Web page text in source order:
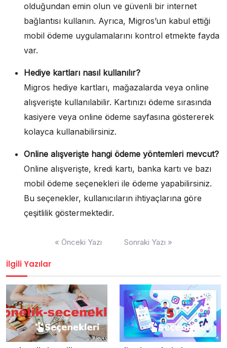
olduğundan emin olun ve güvenli bir internet
bağlantısı kullanın. Ayrıca, Migros’un kabul ettiği
mobil ödeme uygulamalarını kontrol etmekte fayda
var.
Hediye kartları nasıl kullanılır?
Migros hediye kartları, mağazalarda veya online
alışverişte kullanılabilir. Kartınızı ödeme sırasında
kasiyere veya online ödeme sayfasına göstererek
kolayca kullanabilirsiniz.
Online alışverişte hangi ödeme yöntemleri mevcut?
Online alışverişte, kredi kartı, banka kartı ve bazı
mobil ödeme seçenekleri ile ödeme yapabilirsiniz.
Bu seçenekler, kullanıcıların ihtiyaçlarına göre
çeşitlilik göstermektedir.
« Önceki Yazı Sonraki Yazı »
İlgili Yazılar